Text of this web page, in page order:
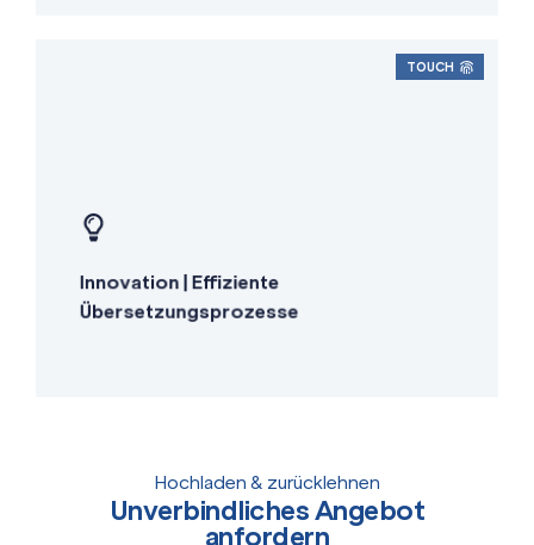
TOUCH
Innovation | Effiziente
Übersetzungsprozesse
Innovative Übersetzungstechnologie
Hochladen & zurücklehnen
Unverbindliches Angebot
anfordern